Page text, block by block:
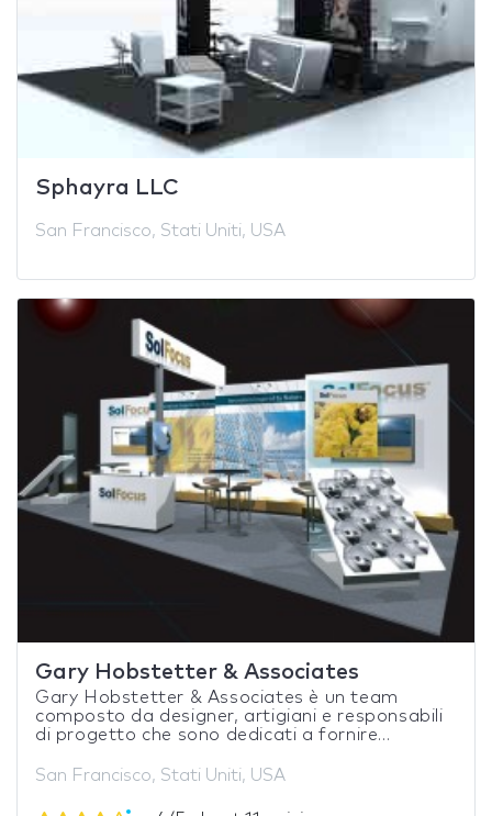
Sphayra LLC
San Francisco, Stati Uniti, USA
Gary Hobstetter & Associates
Gary Hobstetter & Associates è un team
composto da designer, artigiani e responsabili
di progetto che sono dedicati a fornire...
San Francisco, Stati Uniti, USA